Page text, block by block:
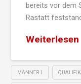
bereits vor dem
Rastatt
Weiterlesen
MÄNNER 1